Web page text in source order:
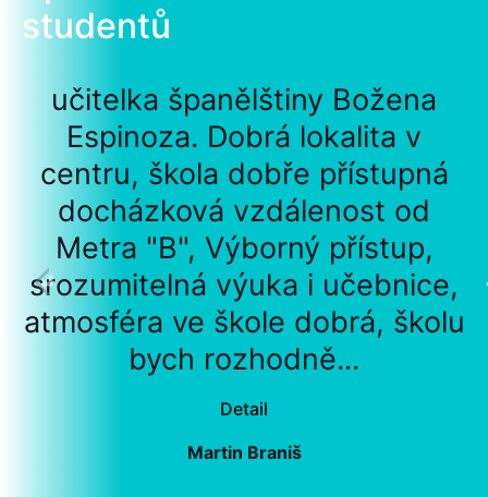
studentů
učitelka španělštiny Božena
Espinoza. Dobrá lokalita v
centru, škola dobře přístupná
docházková vzdálenost od
Metra "B", Výborný přístup,
srozumitelná výuka i učebnice,
atmosféra ve škole dobrá, školu
bych rozhodně...
Detail
Martin Braniš